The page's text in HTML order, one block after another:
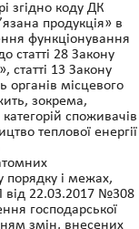
згідно коду ДК
продукція» в
функціонування
статті 28 Закону
статті 13 Закону
органів місцевого
зокрема,
споживачів
теплової енергії
порядку і межах,
від 22.03.2017 №308
господарської
змін, внесених